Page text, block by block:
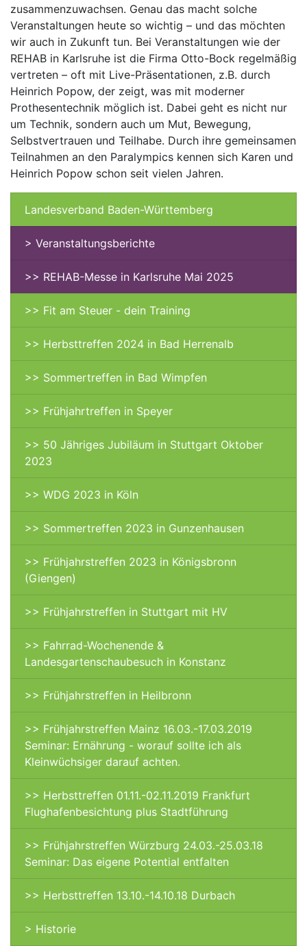
zusammenzuwachsen. Genau das macht solche
Veranstaltungen heute so wichtig – und das möchten
wir auch in Zukunft tun. Bei Veranstaltungen wie der
REHAB in Karlsruhe ist die Firma Otto-Bock regelmäßig
vertreten – oft mit Live-Präsentationen, z.B. durch
Heinrich Popow, der zeigt, was mit moderner
Prothesentechnik möglich ist. Dabei geht es nicht nur
um Technik, sondern auch um Mut, Bewegung,
Selbstvertrauen und Teilhabe. Durch ihre gemeinsamen
Teilnahmen an den Paralympics kennen sich Karen und
Heinrich Popow schon seit vielen Jahren.
Landesverband Baden-Württemberg
> Veranstaltungsberichte
>> REHAB-Messe in Karlsruhe Mai 2025
>> Fit am Steuer - dein Training
>> Herbsttreffen 2024 in Bad Herrenalb
>> Sommertreffen in Bad Wimpfen
>> Frühjahrtreffen in Speyer
>> 50 Jähriges Jubiläum in Stuttgart Oktober
2023
>> WDG 2023 in Köln
>> Sommertreffen 2023 in Gunzenhausen
>> Frühjahrstreffen 2023 in Königsbronn
(Giengen)
>> Frühjahrstreffen in Stuttgart mit HV
>> Fahrrad-Wochenende &
Landesgartenschaubesuch in Konstanz
>> Frühjahrstreffen in Heilbronn
>> Frühjahrstreffen Mainz 16.03.-17.03.2019
Seminar: Ernährung - worauf sollte ich als
Kleinwüchsiger darauf achten.
>> Herbsttreffen 01.11.-02.11.2019 Frankfurt
Flughafenbesichtung plus Stadtführung
>> Frühjahrstreffen Würzburg 24.03.-25.03.18
Seminar: Das eigene Potential entfalten
>> Herbsttreffen 13.10.-14.10.18 Durbach
> Historie